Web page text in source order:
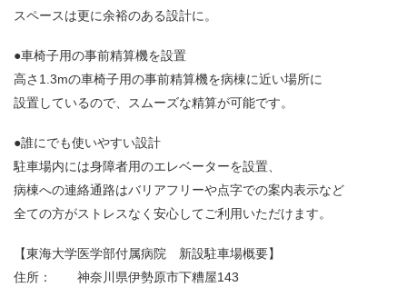
スペースは更に余裕のある設計に。
●車椅子用の事前精算機を設置
高さ1.3mの車椅子用の事前精算機を病棟に近い場所に
設置しているので、スムーズな精算が可能です。
●誰にでも使いやすい設計
駐車場内には身障者用のエレベーターを設置、
病棟への連絡通路はバリアフリーや点字での案内表示など
全ての方がストレスなく安心してご利用いただけます。
【東海大学医学部付属病院 新設駐車場概要】
住所：
神奈川県伊勢原市下糟屋143